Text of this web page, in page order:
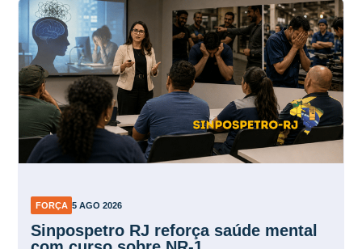
FORÇA 5 AGO 2026
Sinpospetro RJ reforça saúde mental